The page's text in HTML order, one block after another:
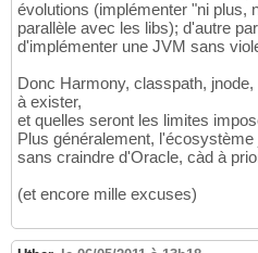
évolutions (implémenter "ni plus,
parallèle avec les libs); d'autre
d'implémenter une JVM sans
Donc Harmony, classpath,
à exister,
et quelles seront les limites
Plus généralement,
sans craindre d'Oracle, càd à
(et encore mille excuses)